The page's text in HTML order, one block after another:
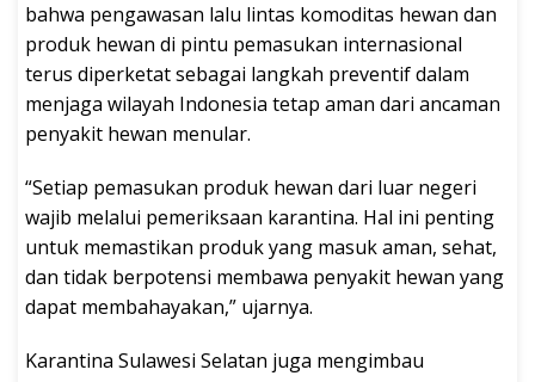
bahwa pengawasan lalu lintas komoditas hewan dan
produk hewan di pintu pemasukan internasional
terus diperketat sebagai langkah preventif dalam
menjaga wilayah Indonesia tetap aman dari ancaman
penyakit hewan menular.
“Setiap pemasukan produk hewan dari luar negeri
wajib melalui pemeriksaan karantina. Hal ini penting
untuk memastikan produk yang masuk aman, sehat,
dan tidak berpotensi membawa penyakit hewan yang
dapat membahayakan,” ujarnya.
Karantina Sulawesi Selatan juga mengimbau